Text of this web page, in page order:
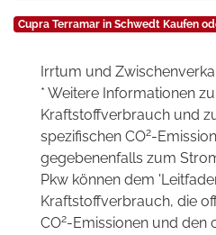
Cupra Terramar in Schwedt Kaufen
Irrtum und
* Weitere Informationen
Kraftstoffverbrauch und
spezifischen CO2-
gegebenenfalls zum
Pkw können dem
Kraftstoffverbrauch, die
CO2-Emissionen und den